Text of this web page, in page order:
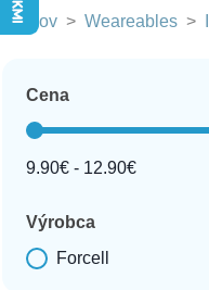
Domov > Weareables >
Cena
Cena
9.90€ - 12.90€
Výrobca
Forcell